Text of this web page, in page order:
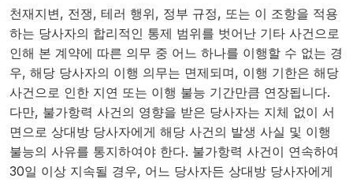
천재지변, 전쟁, 테러 행위, 정부 규정, 또는 이 조항을 적용
하는 당사자의 합리적인 통제 범위를 벗어난 기타 사건으로
인해 본 계약에 따른 의무 중 어느 하나를 이행할 수 없는 경
우, 해당 당사자의 이행 의무는 면제되며, 이행 기한은 해당
사건으로 인한 지연 또는 이행 불능 기간만큼 연장됩니다.
다만, 불가항력 사건의 영향을 받은 당사자는 지체 없이 서
면으로 상대방 당사자에게 해당 사건의 발생 사실 및 이행
불능의 사유를 통지하여야 한다. 불가항력 사건이 연속하여
30일 이상 지속될 경우, 어느 당사자든 상대방 당사자에게